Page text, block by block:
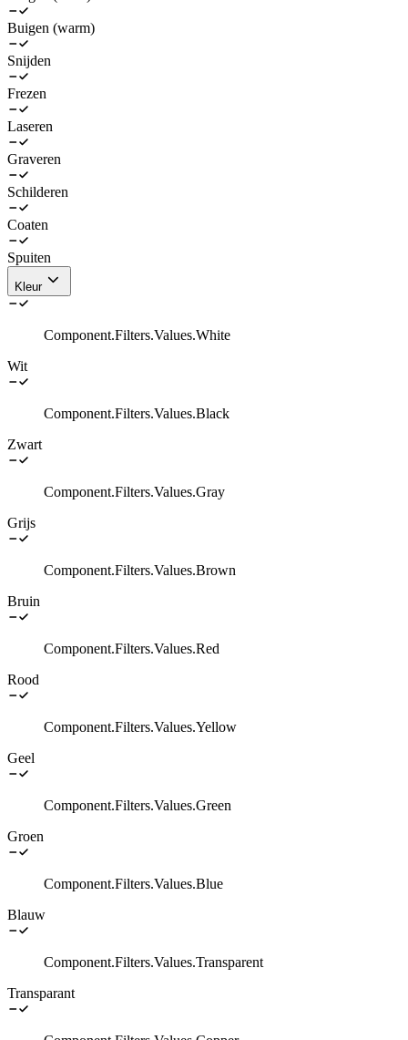
Buigen (warm)
Snijden
Frezen
Laseren
Graveren
Schilderen
Coaten
Spuiten
Kleur
Component.Filters.Values.White
Wit
Component.Filters.Values.Black
Zwart
Component.Filters.Values.Gray
Grijs
Component.Filters.Values.Brown
Bruin
Component.Filters.Values.Red
Rood
Component.Filters.Values.Yellow
Geel
Component.Filters.Values.Green
Groen
Component.Filters.Values.Blue
Blauw
Component.Filters.Values.Transparent
Transparant